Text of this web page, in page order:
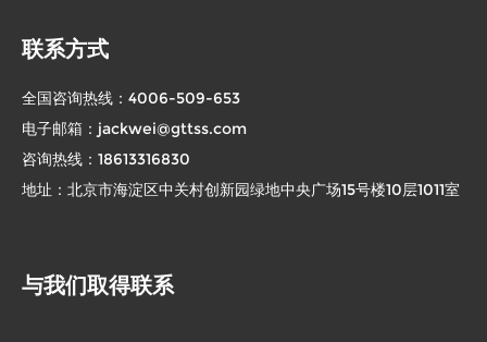
联系方式
全国咨询热线： 4006-509-653
电子邮箱： jackwei@gttss.com
咨询热线： 18613316830
地址：北京市海淀区中关村创新园绿地中央广场15号楼10层1011室
与我们取得联系